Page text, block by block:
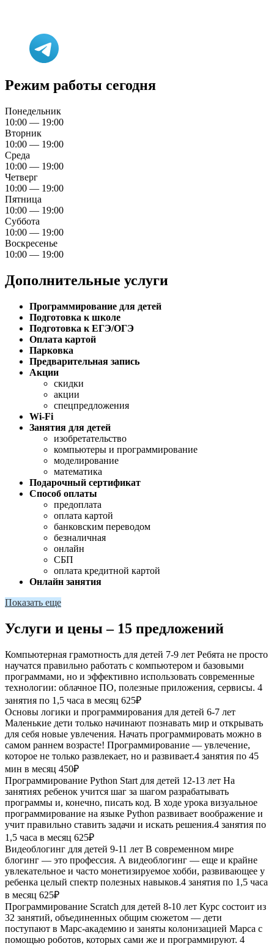
Режим работы сегодня
Понедельник
10:00 — 19:00
Вторник
10:00 — 19:00
Среда
10:00 — 19:00
Четверг
10:00 — 19:00
Пятница
10:00 — 19:00
Суббота
10:00 — 19:00
Воскресенье
10:00 — 19:00
Дополнительные услуги
Программирование для детей
Подготовка к школе
Подготовка к ЕГЭ/ОГЭ
Оплата картой
Парковка
Предварительная запись
Акции
скидки
акции
спецпредложения
Wi-Fi
Занятия для детей
изобретательство
компьютеры и программирование
моделирование
математика
Подарочный сертификат
Способ оплаты
предоплата
оплата картой
банковским переводом
безналичная
онлайн
СБП
оплата кредитной картой
Онлайн занятия
Показать еще
Услуги и цены – 15 предложений
Компьютерная грамотность для детей 7-9 лет Ребята не просто
научатся правильно работать с компьютером и базовыми
программами, но и эффективно использовать современные
технологии: облачное ПО, полезные приложения, сервисы. 4
занятия по 1,5 часа в месяц 625₽
Основы логики и программирования для детей 6-7 лет
Маленькие дети только начинают познавать мир и открывать
для себя новые увлечения. Начать программировать можно в
самом раннем возрасте! Программирование — увлечение,
которое не только развлекает, но и развивает.4 занятия по 45
мин в месяц 450₽
Программирование Python Start для детей 12-13 лет На
занятиях ребенок учится шаг за шагом разрабатывать
программы и, конечно, писать код. В ходе урока визуальное
программирование на языке Python развивает воображение и
учит правильно ставить задачи и искать решения.4 занятия по
1,5 часа в месяц 625₽
Видеоблогинг для детей 9-11 лет В современном мире
блогинг — это профессия. А видеоблогинг — еще и крайне
увлекательное и часто монетизируемое хобби, развивающее у
ребенка целый спектр полезных навыков.4 занятия по 1,5 часа
в месяц 625₽
Программирование Scratch для детей 8-10 лет Курс состоит из
32 занятий, объединенных общим сюжетом — дети
поступают в Марс-академию и заняты колонизацией Марса с
помощью роботов, которых сами же и программируют. 4